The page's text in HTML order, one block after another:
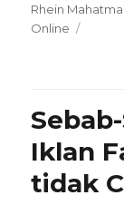
Rhein Mahatma
Online
Iklan
tidak